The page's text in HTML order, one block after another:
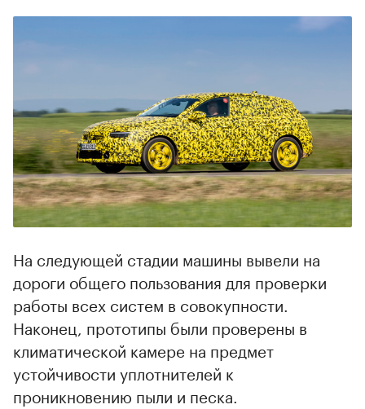
На следующей стадии машины вывели на
дороги общего пользования для проверки
работы всех систем в совокупности.
Наконец, прототипы были проверены в
климатической камере на предмет
устойчивости уплотнителей к
проникновению пыли и песка.